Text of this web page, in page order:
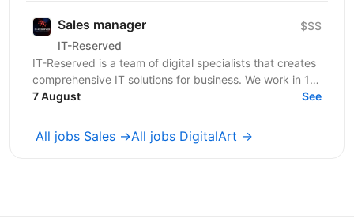
Sales manager
IT-Reserved
$$$
IT-Reserved is a team of digital specialists that creates
comprehensive IT solutions for business. We work in 14
areas, including IT, marketing, legal and...
7 August See
All jobs Sales →All jobs DigitalArt →